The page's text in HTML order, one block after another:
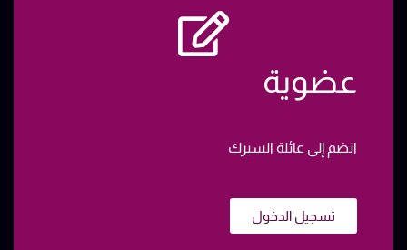
عضوية
انضم إلى عائلة السيرك
تسجيل الدخول